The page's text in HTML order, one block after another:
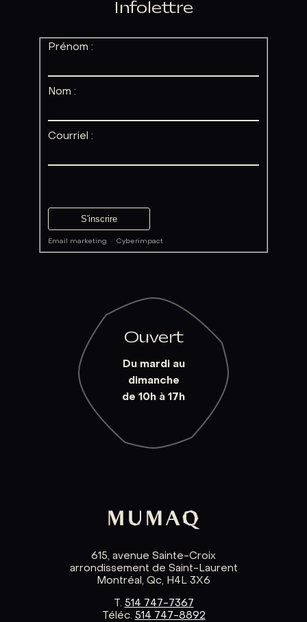
Infolettre
Prénom :
Nom :
Courriel :
Email marketing ·Cyberimpact
Ouvert
Du mardi au
dimanche
de 10h à 17h
615, avenue Sainte-Croix
arrondissement de Saint-Laurent
Montréal, Qc, H4L 3X6
T. 514 747-7367
Téléc. 514 747-8892